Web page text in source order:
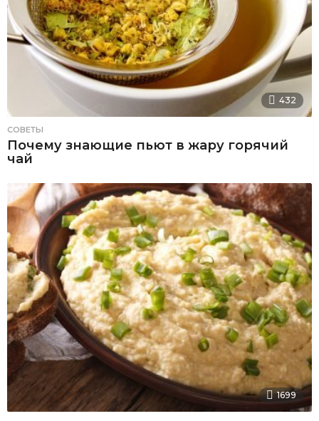
432
СОВЕТЫ
Почему знающие пьют в жару горячий
чай
1699